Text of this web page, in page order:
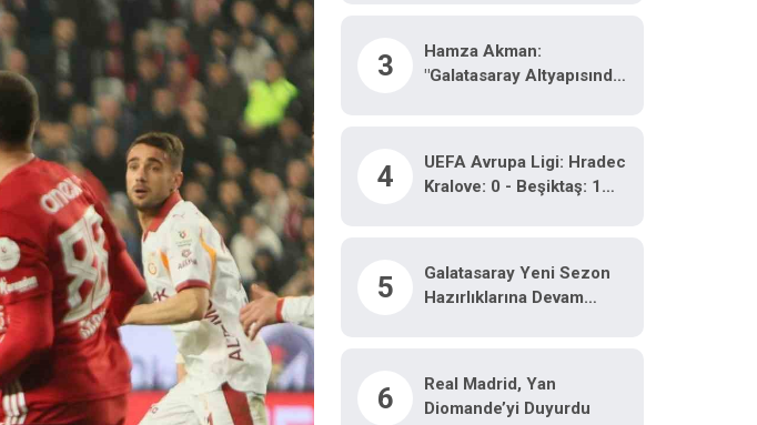
3
Hamza Akman:
"Galatasaray Altyapısında
4
UEFA Avrupa Ligi: Hradec
Kralove: 0 - Beşiktaş: 1
5
Galatasaray Yeni Sezon
Hazırlıklarına Devam
6
Real Madrid, Yan
Diomande’yi Duyurdu